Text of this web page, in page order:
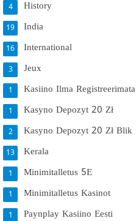
History
4
India
19
International
16
Jeux
3
Kasiino Ilma Registreerimata
1
Kasyno Depozyt 20 Zł
1
Kasyno Depozyt 20 Zł Blik
2
Kerala
13
Minimitalletus 5E
1
Minimitalletus Kasinot
1
Paynplay Kasiino Eesti
1